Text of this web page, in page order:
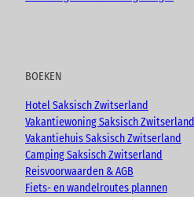
BOEKEN
Hotel Saksisch Zwitserland
Vakantiewoning Saksisch Zwitserland
Vakantiehuis Saksisch Zwitserland
Camping Saksisch Zwitserland
Reisvoorwaarden & AGB
Fiets- en wandelroutes plannen